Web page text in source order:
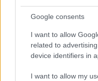
Google consents
I want to allow
related to
device identifiers in
I want to allow my